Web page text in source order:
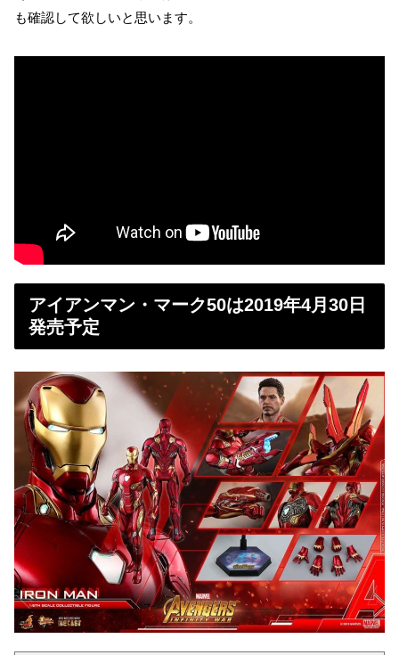
も確認して欲しいと思います。
アイアンマン・マーク50は2019年4月30日
発売予定